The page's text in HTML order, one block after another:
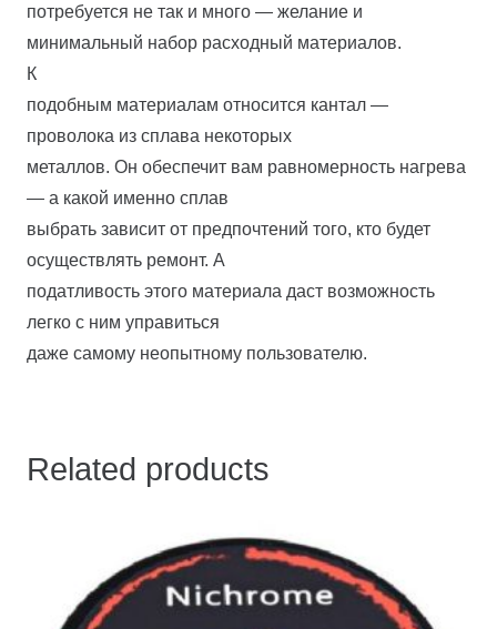
потребуется не так и много — желание и
минимальный набор расходный материалов.
К
подобным материалам относится кантал —
проволока из сплава некоторых
металлов. Он обеспечит вам равномерность нагрева
— а какой именно сплав
выбрать зависит от предпочтений того, кто будет
осуществлять ремонт. А
податливость этого материала даст возможность
легко с ним управиться
даже самому неопытному пользователю.
Related products